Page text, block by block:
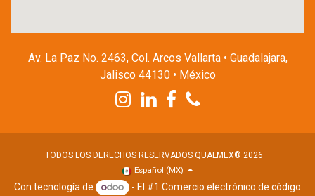
Av. La Paz No. 2463, Col. Arcos Vallarta • Guadalajara,
Jalisco 44130 • México
TODOS LOS DERECHOS RESERVADOS QUALMEX® 2026
Español (MX)
Con tecnología de - El #1Comercio electrónico de código